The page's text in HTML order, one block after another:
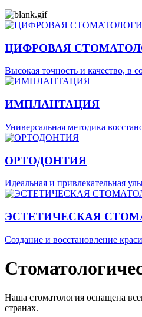
ЦИФРОВАЯ
Высокая точность и качество, в
ИМПЛАНТАЦИЯ
Универсальная методика
ОРТОДОНТИЯ
Идеальная и привлекательная
ЭСТЕТИЧЕСКАЯ
Создание и восстановление
Наша стоматология оснащена
странах.